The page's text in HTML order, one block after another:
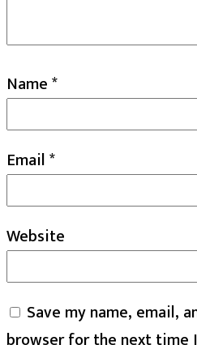
Name*
Email*
Website
Save my name, email,